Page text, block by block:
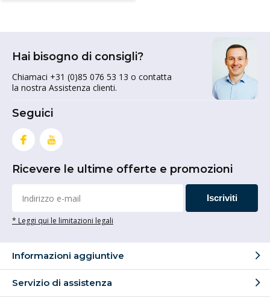
Hai bisogno di consigli?
Chiamaci +31 (0)85 076 53 13 o contatta
la nostra Assistenza clienti.
Seguici
Ricevere le ultime offerte e promozioni
Iscriviti
* Leggi qui le limitazioni legali
Informazioni aggiuntive
Servizio di assistenza